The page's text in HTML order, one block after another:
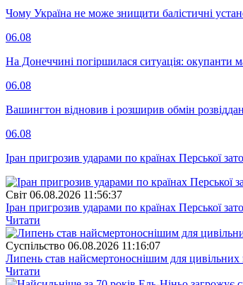
Чому Україна не може знищити балістичні
06.08
На Донеччині погіршилася ситуація: окупанти
06.08
Вашингтон відновив і розширив обмін
06.08
Іран пригрозив ударами по країнах Перської
Свiт 06.08.2026 11:56:37
Іран пригрозив ударами по країнах Перської
Читати
Суспiльство 06.08.2026 11:16:07
Липень став найсмертоноснішим для цивільних
Читати